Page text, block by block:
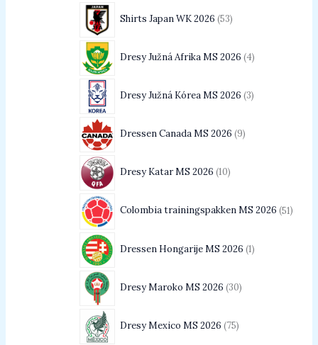
Shirts Japan WK 2026 53
Dresy Južná Afrika MS 2026 4
Dresy Južná Kórea MS 2026 3
Dressen Canada MS 2026 9
Dresy Katar MS 2026 10
Colombia trainingspakken MS 2026 51
Dressen Hongarije MS 2026 1
Dresy Maroko MS 2026 30
Dresy Mexico MS 2026 75